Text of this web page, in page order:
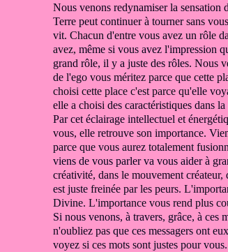
Nous venons redynamiser la sensation
Terre peut continuer à tournersans
vit. Chacun d'entre vous avez un rôle
avez, même si vous avez l'impression
grand rôle, il y a juste des rôles. Nous
de l'ego vous méritez parce que cette
choisi cette place c'est parce qu'elle
elle a choisi des caractéristiques dans
Par cet éclairage intellectuel et
vous, elle retrouve son importance.
parce que vous aurez totalement
viens de vous parler va vous aiderà
créativité, dans le mouvement créateur,
est juste freinée par les peurs.
Divine. L'importance vous rend plus
Si nous venons, à travers, grâce, à ces
n'oubliez pas que ces messagers ont
voyez si ces mots sont justes pour vous.